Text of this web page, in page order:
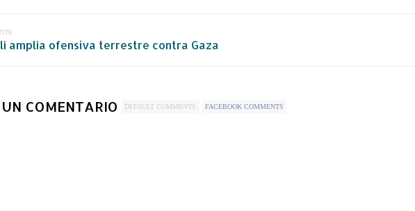
amplía ofensiva terrestre contra Gaza
COMENTARIO DEFAULT COMMENTS FACEBOOK COMMENTS